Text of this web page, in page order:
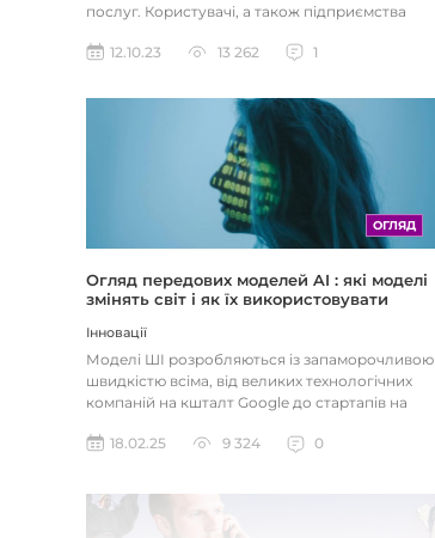
послуг. Користувачі, а також підприємства
12.10.23
13 262 1
ОГЛЯД
Огляд передових моделей AI : які моделі
змінять світ і як їх використовувати
Інновації
Моделі ШІ розробляються із запаморочливою
швидкістю всіма, від великих технологічних
компаній на кшталт Google до стартапів на
18.02.25
9 324 0